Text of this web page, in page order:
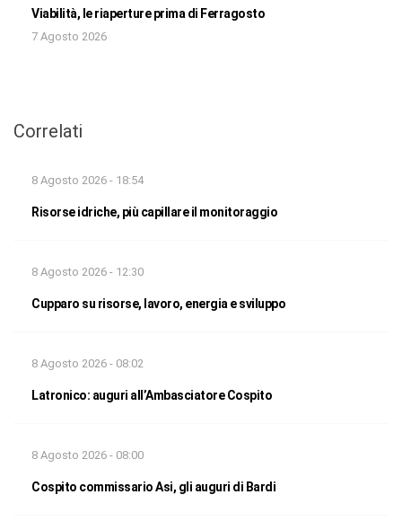
Viabilità, le riaperture prima di Ferragosto
7 Agosto 2026
Correlati
8 Agosto 2026 - 18:54
Risorse idriche, più capillare il monitoraggio
8 Agosto 2026 - 12:30
Cupparo su risorse, lavoro, energia e sviluppo
8 Agosto 2026 - 08:02
Latronico: auguri all’Ambasciatore Cospito
8 Agosto 2026 - 08:00
Cospito commissario Asi, gli auguri di Bardi